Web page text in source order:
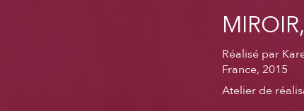
Réalisé par
France, 2015
Atelier de